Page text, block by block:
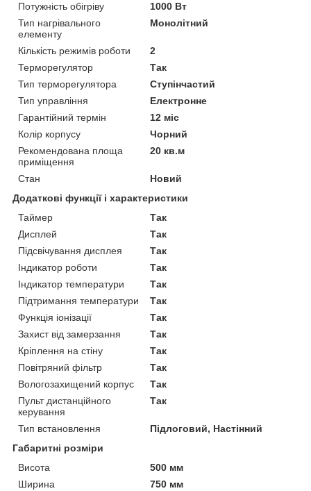
Потужність обігріву
1000 Вт
Тип нагрівального
елементу
Монолітний
Кількість режимів роботи
2
Терморегулятор
Так
Тип терморегулятора
Ступінчастий
Тип управління
Електронне
Гарантійний термін
12 міс
Колір корпусу
Чорний
Рекомендована площа
приміщення
20 кв.м
Стан
Новий
Додаткові функції і характеристики
Таймер
Так
Дисплей
Так
Підсвічування дисплея
Так
Індикатор роботи
Так
Індикатор температури
Так
Підтримання температури
Так
Функція іонізації
Так
Захист від замерзання
Так
Кріплення на стіну
Так
Повітряний фільтр
Так
Вологозахищений корпус
Так
Пульт дистанційного
керування
Так
Тип встановлення
Підлоговий, Настінний
Габаритні розміри
Висота
500 мм
Ширина
750 мм